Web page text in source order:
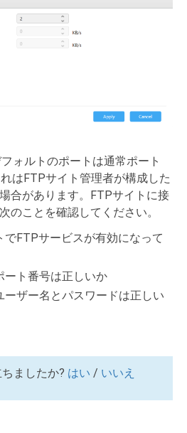
ォルトのポートは通常ポート
はFTPサイト管理者が構成した
合があります。FTPサイトに接
のことを確認してください。
でFTPサービスが有効になって
ート番号は正しいか
ーザー名とパスワードは正しい
ましたか? はい / いいえ